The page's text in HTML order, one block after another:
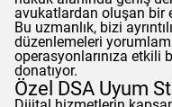
avukatlardan oluşan bir
Bu uzmanlık, bizi
düzenlemeleri
operasyonlarınıza
donatıyor.
Özel DSA Uyum